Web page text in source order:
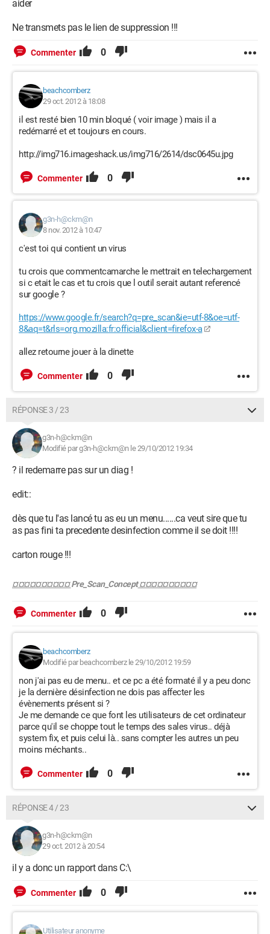
aider
Ne transmets pas le lien de suppression !!!
Commenter 0
beachcomberz
29 oct. 2012 à 18:08
il est resté bien 10 min bloqué ( voir image ) mais il a
redémarré et et toujours en cours.
http://img716.imageshack.us/img716/2614/dsc0645u.jpg
Commenter 0
g3n-h@ckm@n
8 nov. 2012 à 10:47
c'est toi qui contient un virus
tu crois que commentcamarche le mettrait en telechargement
si c etait le cas et tu crois que l outil serait autant referencé
sur google ?
https://www.google.fr/search?q=pre_scan&ie=utf-8&oe=utf-
8&aq=t&rls=org.mozilla:fr:official&client=firefox-a
allez retourne jouer à la dinette
Commenter 0
RÉPONSE 3 / 23
g3n-h@ckm@n
Modifié par g3n-h@ckm@n le 29/10/2012 19:34
? il redemarre pas sur un diag !
edit::
dès que tu l'as lancé tu as eu un menu......ca veut sire que tu
as pas fini ta precedente desinfection comme il se doit !!!!
carton rouge !!!
¤¤¤¤¤¤¤¤¤¤Pre_Scan_Concept¤¤¤¤¤¤¤¤¤¤
Commenter 0
beachcomberz
Modifié par beachcomberz le 29/10/2012 19:59
non j'ai pas eu de menu.. et ce pc a été formaté il y a peu donc
je la dernière désinfection ne dois pas affecter les
évènements présent si ?
Je me demande ce que font les utilisateurs de cet ordinateur
parce qu'il se choppe tout le temps des sales virus.. déjà
system fix, et puis celui là.. sans compter les autres un peu
moins méchants..
Commenter 0
RÉPONSE 4 / 23
g3n-h@ckm@n
29 oct. 2012 à 20:54
il y a donc un rapport dans C:\
Commenter 0
Utilisateur anonyme